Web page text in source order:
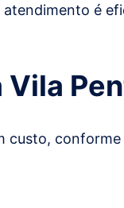
é
Vila